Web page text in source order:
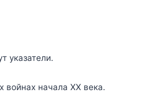
указатели.
войнах начала ХХ века.